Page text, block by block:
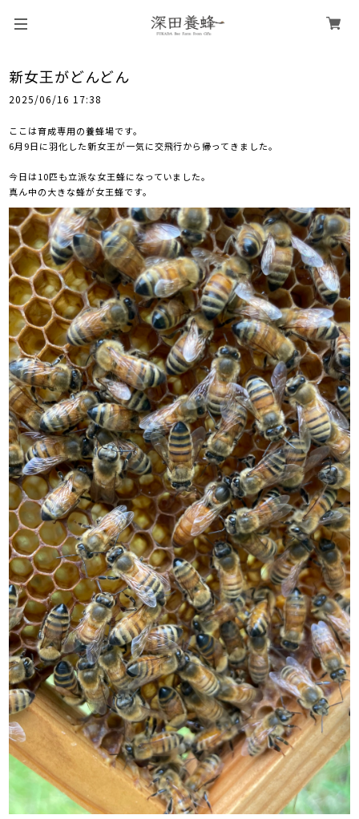
新女王がどんどん
2025/06/16 17:38
ここは育成専用の養蜂場です。
6月9日に羽化した新女王が一気に交飛行から帰ってきました。
今日は10匹も立派な女王蜂になっていました。
真ん中の大きな蜂が女王蜂です。